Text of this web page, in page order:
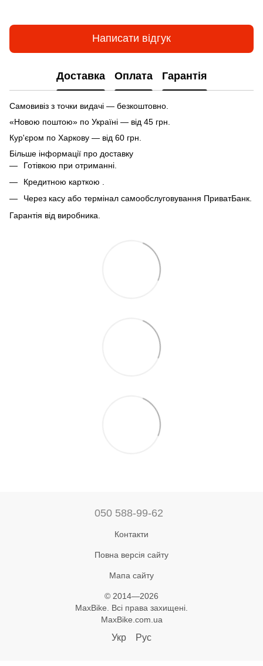
Написати відгук
Доставка Оплата Гарантія
Самовивіз з точки видачі — безкоштовно.
«Новою поштою» по Україні — від 45 грн.
Кур'єром по Харкову — від 60 грн.
Більше інформації про доставку
Готівкою при отриманні.
Кредитною карткою .
Через касу або термінал самообслуговування ПриватБанк.
Гарантія від виробника.
050 588-99-62
Контакти
Повна версія сайту
Мапа сайту
© 2014—2026
MaxBike. Всі права захищені.
MaxBike.com.ua
Укр Рус